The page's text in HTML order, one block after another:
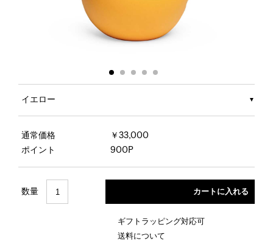
イエロー
通常価格
￥33,000
ポイント
900P
数量
ギフトラッピング対応可
送料について